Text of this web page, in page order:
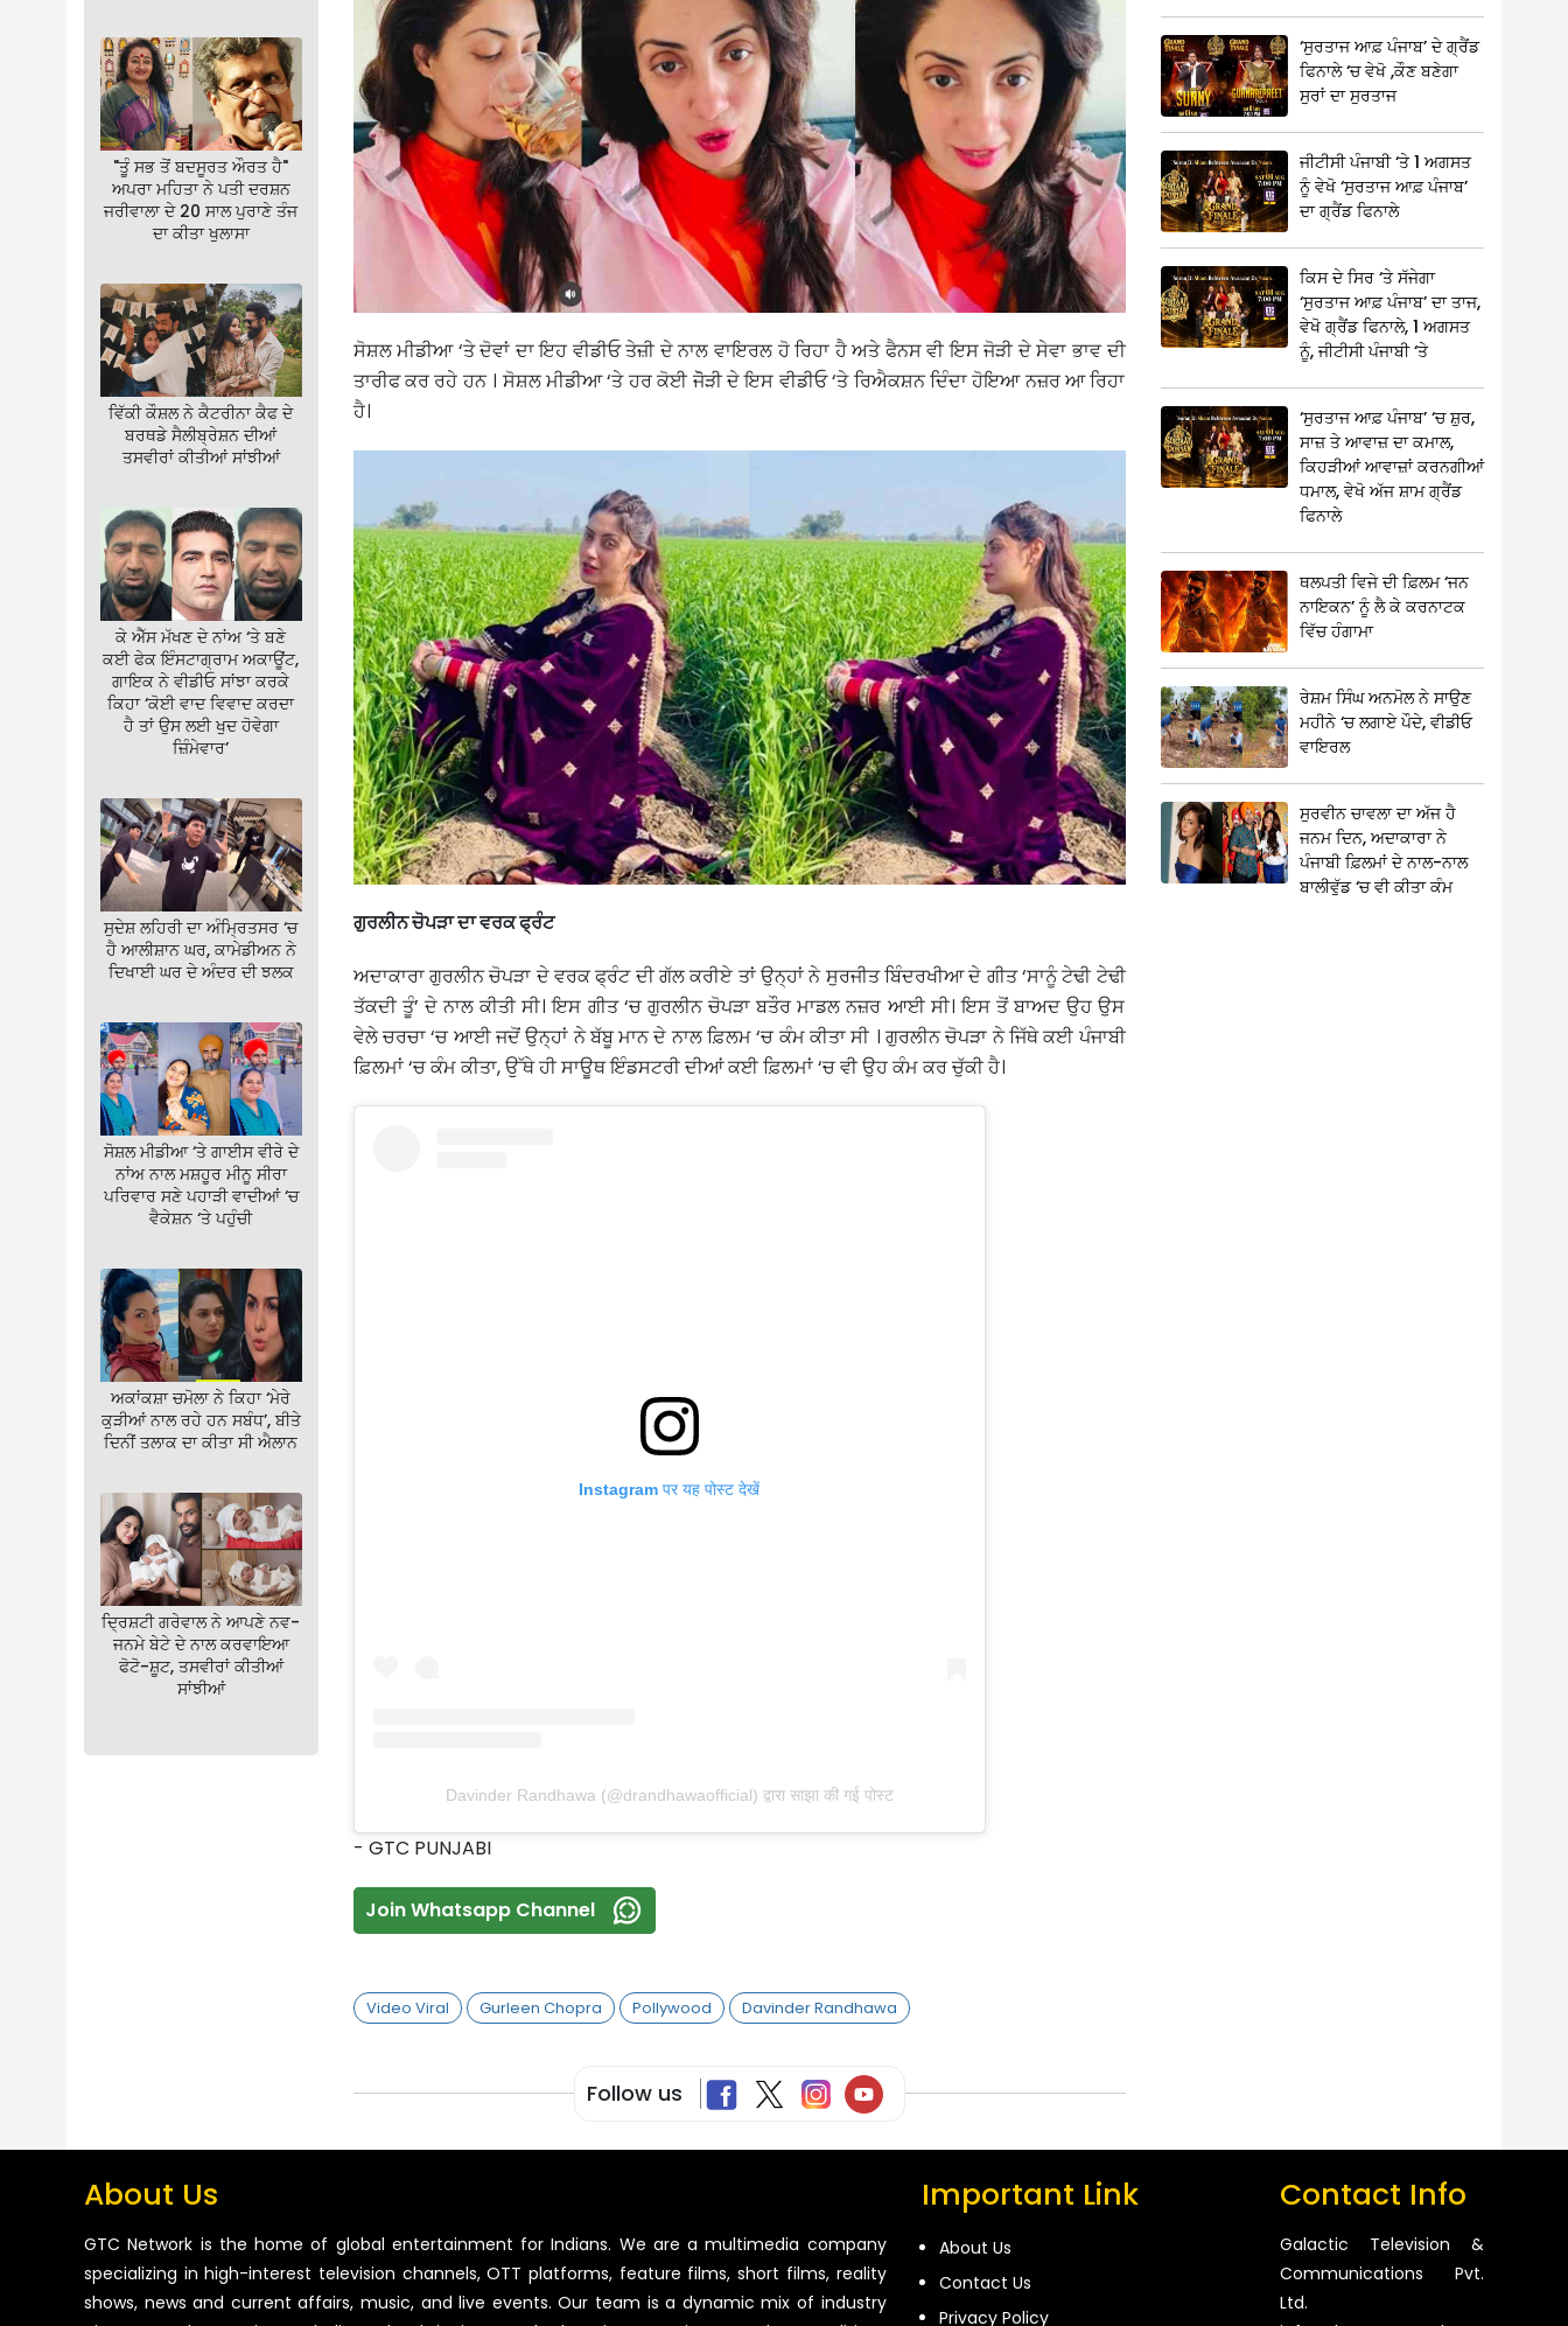
"ਤੂੰ ਸਭ ਤੋਂ ਬਦਸੂਰਤ ਔਰਤ ਹੈ"
ਅਪਰਾ ਮਹਿਤਾ ਨੇ ਪਤੀ ਦਰਸ਼ਨ
ਜਰੀਵਾਲਾ ਦੇ 20 ਸਾਲ ਪੁਰਾਣੇ ਤੰਜ
ਦਾ ਕੀਤਾ ਖੁਲਾਸਾ
ਵਿੱਕੀ ਕੌਸ਼ਲ ਨੇ ਕੈਟਰੀਨਾ ਕੈਫ ਦੇ
ਬਰਥਡੇ ਸੈਲੀਬ੍ਰੇਸ਼ਨ ਦੀਆਂ
ਤਸਵੀਰਾਂ ਕੀਤੀਆਂ ਸਾਂਝੀਆਂ
ਕੇ ਐੱਸ ਮੱਖਣ ਦੇ ਨਾਂਅ ‘ਤੇ ਬਣੇ
ਕਈ ਫੇਕ ਇੰਸਟਾਗ੍ਰਾਮ ਅਕਾਊਂਟ,
ਗਾਇਕ ਨੇ ਵੀਡੀਓ ਸਾਂਝਾ ਕਰਕੇ
ਕਿਹਾ ‘ਕੋਈ ਵਾਦ ਵਿਵਾਦ ਕਰਦਾ
ਹੈ ਤਾਂ ਉਸ ਲਈ ਖੁਦ ਹੋਵੇਗਾ
ਜ਼ਿੰਮੇਵਾਰ’
ਸੁਦੇਸ਼ ਲਹਿਰੀ ਦਾ ਅੰਮ੍ਰਿਤਸਰ ‘ਚ
ਹੈ ਆਲੀਸ਼ਾਨ ਘਰ, ਕਾਮੇਡੀਅਨ ਨੇ
ਦਿਖਾਈ ਘਰ ਦੇ ਅੰਦਰ ਦੀ ਝਲਕ
ਸੋਸ਼ਲ ਮੀਡੀਆ ‘ਤੇ ਗਾਈਸ ਵੀਰੇ ਦੇ
ਨਾਂਅ ਨਾਲ ਮਸ਼ਹੂਰ ਮੀਨੂ ਸੀਰਾ
ਪਰਿਵਾਰ ਸਣੇ ਪਹਾੜੀ ਵਾਦੀਆਂ ‘ਚ
ਵੈਕੇਸ਼ਨ ‘ਤੇ ਪਹੁੰਚੀ
ਅਕਾਂਕਸ਼ਾ ਚਮੋਲਾ ਨੇ ਕਿਹਾ ‘ਮੇਰੇ
ਕੁੜੀਆਂ ਨਾਲ ਰਹੇ ਹਨ ਸਬੰਧ’, ਬੀਤੇ
ਦਿਨੀਂ ਤਲਾਕ ਦਾ ਕੀਤਾ ਸੀ ਐਲਾਨ
ਦ੍ਰਿਸ਼ਟੀ ਗਰੇਵਾਲ ਨੇ ਆਪਣੇ ਨਵ-
ਜਨਮੇ ਬੇਟੇ ਦੇ ਨਾਲ ਕਰਵਾਇਆ
ਫੋਟੋ-ਸ਼ੂਟ, ਤਸਵੀਰਾਂ ਕੀਤੀਆਂ
ਸਾਂਝੀਆਂ
ਸੋਸ਼ਲ ਮੀਡੀਆ ‘ਤੇ ਦੋਵਾਂ ਦਾ ਇਹ ਵੀਡੀਓ ਤੇਜ਼ੀ ਦੇ ਨਾਲ ਵਾਇਰਲ ਹੋ ਰਿਹਾ ਹੈ ਅਤੇ ਫੈਨਸ ਵੀ ਇਸ ਜੋੜੀ ਦੇ ਸੇਵਾ ਭਾਵ ਦੀ
ਤਾਰੀਫ ਕਰ ਰਹੇ ਹਨ । ਸੋਸ਼ਲ ਮੀਡੀਆ ‘ਤੇ ਹਰ ਕੋਈ ਜੋੋੜੀ ਦੇ ਇਸ ਵੀਡੀਓ ‘ਤੇ ਰਿਐਕਸ਼ਨ ਦਿੰਦਾ ਹੋਇਆ ਨਜ਼ਰ ਆ ਰਿਹਾ
ਹੈ।
ਗੁਰਲੀਨ ਚੋਪੜਾ ਦਾ ਵਰਕ ਫ੍ਰੰਟ
ਅਦਾਕਾਰਾ ਗੁਰਲੀਨ ਚੋਪੜਾ ਦੇ ਵਰਕ ਫ੍ਰੰਟ ਦੀ ਗੱਲ ਕਰੀਏ ਤਾਂ ਉਨ੍ਹਾਂ ਨੇ ਸੁਰਜੀਤ ਬਿੰਦਰਖੀਆ ਦੇ ਗੀਤ ‘ਸਾਨੂੰ ਟੇਢੀ ਟੇਢੀ
ਤੱਕਦੀ ਤੂੰ’ ਦੇ ਨਾਲ ਕੀਤੀ ਸੀ। ਇਸ ਗੀਤ ‘ਚ ਗੁਰਲੀਨ ਚੋਪੜਾ ਬਤੌਰ ਮਾਡਲ ਨਜ਼ਰ ਆਈ ਸੀ। ਇਸ ਤੋਂ ਬਾਅਦ ਉਹ ਉਸ
ਵੇਲੇ ਚਰਚਾ ‘ਚ ਆਈ ਜਦੋਂ ਉਨ੍ਹਾਂ ਨੇ ਬੱਬੂ ਮਾਨ ਦੇ ਨਾਲ ਫ਼ਿਲਮ ‘ਚ ਕੰਮ ਕੀਤਾ ਸੀ । ਗੁਰਲੀਨ ਚੋਪੜਾ ਨੇ ਜਿੱਥੇ ਕਈ ਪੰਜਾਬੀ
ਫ਼ਿਲਮਾਂ ‘ਚ ਕੰਮ ਕੀਤਾ, ਉੱਥੇ ਹੀ ਸਾਊਥ ਇੰਡਸਟਰੀ ਦੀਆਂ ਕਈ ਫ਼ਿਲਮਾਂ ‘ਚ ਵੀ ਉਹ ਕੰਮ ਕਰ ਚੁੱਕੀ ਹੈ।
Instagram पर यह पोस्ट देखें
Davinder Randhawa (@drandhawaofficial) द्वारा साझा की गई पोस्ट
- GTC PUNJABI
Join Whatsapp Channel
Video Viral Gurleen Chopra Pollywood Davinder Randhawa
Follow us
‘ਸੁਰਤਾਜ ਆਫ਼ ਪੰਜਾਬ’ ਦੇ ਗ੍ਰੈਂਡ
ਫਿਨਾਲੇ ‘ਚ ਵੇਖੋ ,ਕੌਣ ਬਣੇਗਾ
ਸੁਰਾਂ ਦਾ ਸੁਰਤਾਜ
ਜੀਟੀਸੀ ਪੰਜਾਬੀ ‘ਤੇ 1 ਅਗਸਤ
ਨੂੰ ਵੇਖੋ ‘ਸੁਰਤਾਜ ਆਫ਼ ਪੰਜਾਬ’
ਦਾ ਗ੍ਰੈਂਡ ਫਿਨਾਲੇ
ਕਿਸ ਦੇ ਸਿਰ ‘ਤੇ ਸੱਜੇਗਾ
‘ਸੁਰਤਾਜ ਆਫ਼ ਪੰਜਾਬ’ ਦਾ ਤਾਜ,
ਵੇਖੋ ਗ੍ਰੈਂਡ ਫਿਨਾਲੇ, 1 ਅਗਸਤ
ਨੂੰ, ਜੀਟੀਸੀ ਪੰਜਾਬੀ ‘ਤੇ
‘ਸੁਰਤਾਜ ਆਫ਼ ਪੰਜਾਬ’ ‘ਚ ਸ਼ੁਰ,
ਸਾਜ਼ ਤੇ ਆਵਾਜ਼ ਦਾ ਕਮਾਲ,
ਕਿਹੜੀਆਂ ਆਵਾਜ਼ਾਂ ਕਰਨਗੀਆਂ
ਧਮਾਲ, ਵੇਖੋ ਅੱਜ ਸ਼ਾਮ ਗ੍ਰੈਂਡ
ਫਿਨਾਲੇ
ਥਲਪਤੀ ਵਿਜੇ ਦੀ ਫ਼ਿਲਮ ‘ਜਨ
ਨਾਇਕਨ’ ਨੂੰ ਲੈ ਕੇ ਕਰਨਾਟਕ
ਵਿੱਚ ਹੰਗਾਮਾ
ਰੇਸ਼ਮ ਸਿੰਘ ਅਨਮੋਲ ਨੇ ਸਾਉਣ
ਮਹੀਨੇ ‘ਚ ਲਗਾਏ ਪੌਦੇ, ਵੀਡੀਓ
ਵਾਇਰਲ
ਸੁਰਵੀਨ ਚਾਵਲਾ ਦਾ ਅੱਜ ਹੈ
ਜਨਮ ਦਿਨ, ਅਦਾਕਾਰਾ ਨੇ
ਪੰਜਾਬੀ ਫ਼ਿਲਮਾਂ ਦੇ ਨਾਲ-ਨਾਲ
ਬਾਲੀਵੁੱਡ ‘ਚ ਵੀ ਕੀਤਾ ਕੰਮ
About Us
GTC Network is the home of global entertainment for Indians. We are a multimedia company
specializing in high-interest television channels, OTT platforms, feature films, short films, reality
shows, news and current affairs, music, and live events. Our team is a dynamic mix of industry
Important Link
About Us
Contact Us
Privacy Policy
Contact Info
Galactic Television &
Communications Pvt.
Ltd.